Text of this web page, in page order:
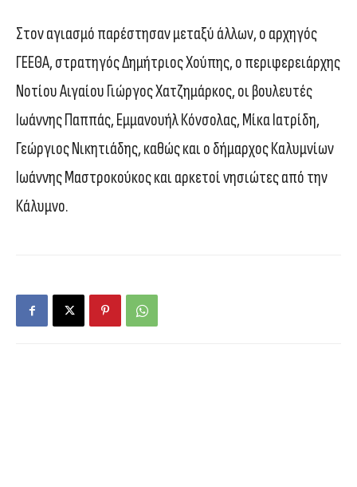
Στον αγιασμό παρέστησαν μεταξύ άλλων, ο αρχηγός
ΓΕΕΘΑ, στρατηγός Δημήτριος Χούπης, ο περιφερειάρχης
Νοτίου Αιγαίου Γιώργος Χατζημάρκος, οι βουλευτές
Ιωάννης Παππάς, Εμμανουήλ Κόνσολας, Μίκα Ιατρίδη,
Γεώργιος Νικητιάδης, καθώς και ο δήμαρχος Καλυμνίων
Ιωάννης Μαστροκούκος και αρκετοί νησιώτες από την
Κάλυμνο.